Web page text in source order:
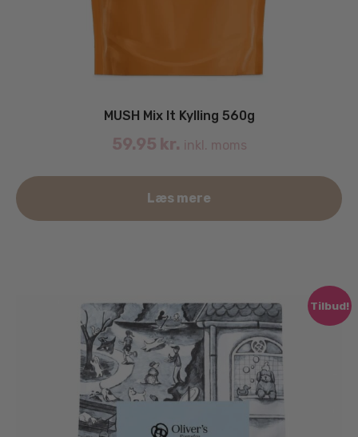
MUSH Mix It Kylling 560g
59.95 kr. inkl. moms
Læs mere
Tilbud!